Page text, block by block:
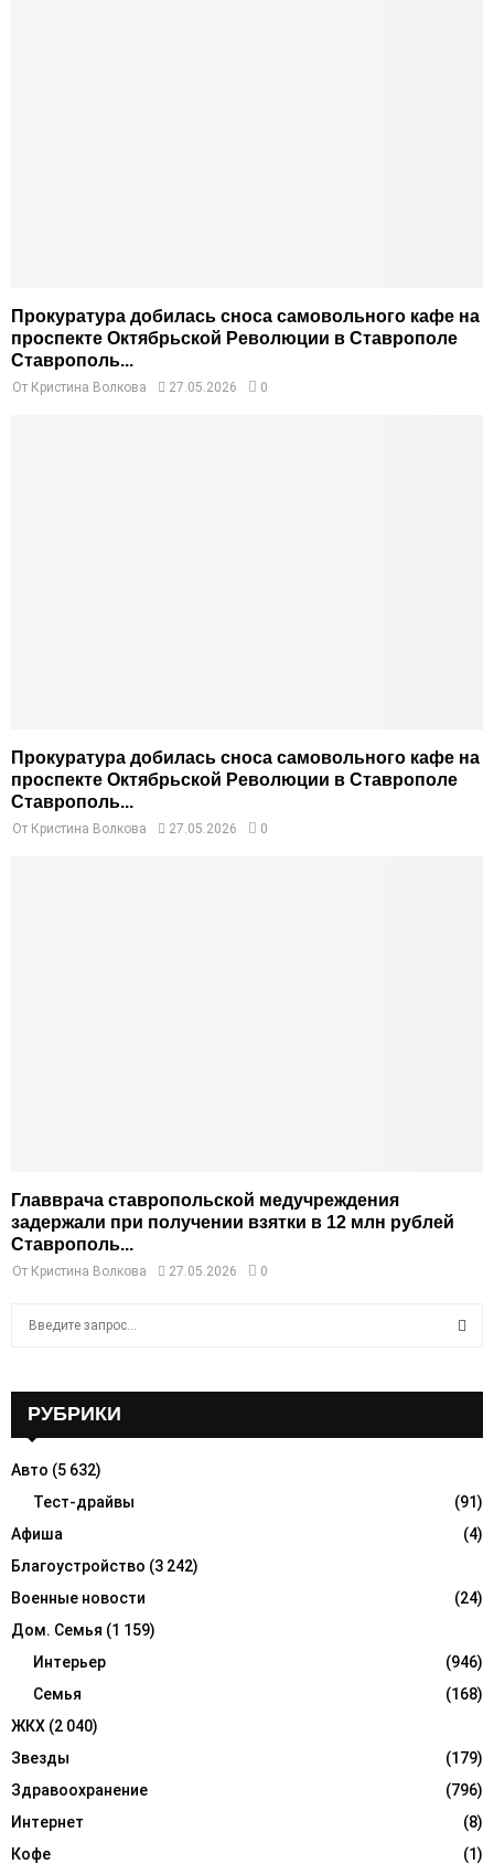
Прокуратура добилась сноса самовольного кафе на
проспекте Октябрьской Революции в Ставрополе
Ставрополь...
От Кристина Волкова 27.05.2026 0
Прокуратура добилась сноса самовольного кафе на
проспекте Октябрьской Революции в Ставрополе
Ставрополь...
От Кристина Волкова 27.05.2026 0
Главврача ставропольской медучреждения
задержали при получении взятки в 12 млн рублей
Ставрополь...
От Кристина Волкова 27.05.2026 0
o
R
C
H
РУБРИКИ
Авто (5 632)
Тест-драйвы
(91)
Афиша
(4)
Благоустройство (3 242)
Военные новости
(24)
Дом. Семья (1 159)
Интерьер
(946)
Семья
(168)
ЖКХ (2 040)
Звезды
(179)
Здравоохранение
(796)
Интернет
(8)
Кофе
(1)